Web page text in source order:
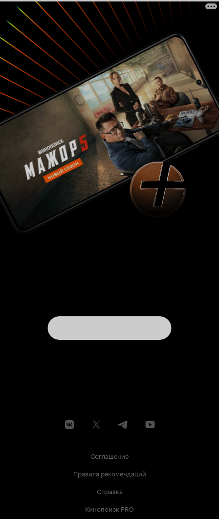
актерам, исполнившим две главные роли. Что
Эмили Беррингтон, что игравший ее супруга
Тома Бен Ллойд-Хьюз, абсолютно не подходят
под роли в психологическом триллере. Они
вообще не смогли сыграть ни на собственных,
ни тем более на зрительских эмоциях, они не
смогли представить супружескую пару с
конфликтом внутри. Ну не может быть в
отношениях того, что показано в этой картине!
Не верю! Не сможет женщина снова полюбить
мужчину, когда ее сердце уже было отдано
другому! Да тут даже все богатства супруга
будут бессильны! Вот в то, что Том — властный,
самовлюбленный и жаждущий владеть своей
женой — в это поверить еще можно. Ревнивцы,
которые считают свою вторую половину
личной вещью — такие да, существуют. Но!
Изображенный Ллойдом-Хьюзом товарищ —
это какое-то подобие вот такого персонажа. В
нем нет ни капли мужественности,
самоуверенности, собственного
превосходства. И дело тут не в подаче, а во
внешнем виде: выбор данного актера на
данную роль был ошибочным. Если честно,
глядя на изображенного Ллойдом-Хьюзом
Тома, хочется смеяться, ибо он больше
переживаний в связи с этим, подозрений и
открытия шокирующих тайн, меркнут. Хотя и
они никуда не исчезают и остаются, увы на
виду у зрителя. Просмотр фильма (как это
Соглашение
Правила рекомендаций
Справка
Кинопоиск PRO